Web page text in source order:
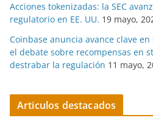
Acciones tokenizadas: la SEC
regulatorio en EE. UU. 19 mayo,
Coinbase anuncia avance clave
el debate sobre recompensas en
destrabar la regulación 11 mayo,
Articulos destacados